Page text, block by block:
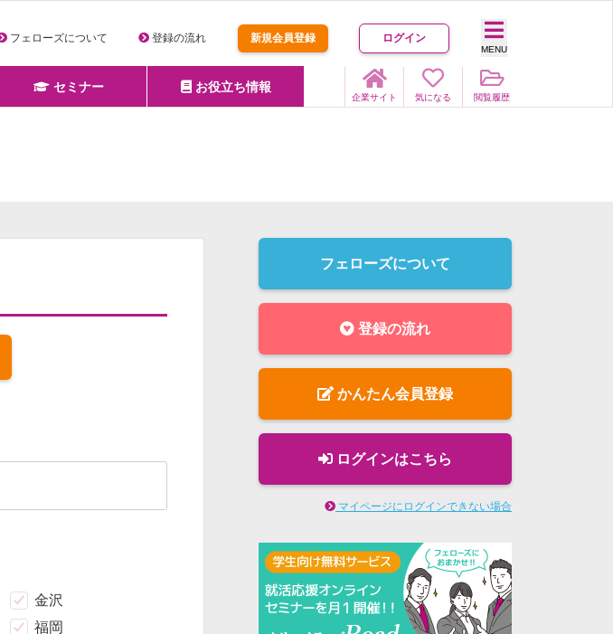
フェローズについて 登録の流れ 新規会員登録 ログイン
MENU
セミナー お役立ち情報
企業サイト 気になる 閲覧履歴
金沢
福岡
フェローズについて
登録の流れ
かんたん会員登録
ログインはこちら
マイページにログインできない場合